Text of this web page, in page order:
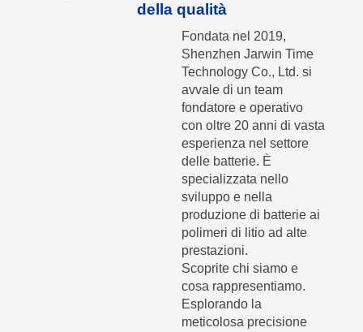
della qualità
Fondata nel 2019,
Shenzhen Jarwin Time
Technology Co., Ltd. si
avvale di un team
fondatore e operativo
con oltre 20 anni di vasta
esperienza nel settore
delle batterie. È
specializzata nello
sviluppo e nella
produzione di batterie ai
polimeri di litio ad alte
prestazioni.
Scoprite chi siamo e
cosa rappresentiamo.
Esplorando la
meticolosa precisione